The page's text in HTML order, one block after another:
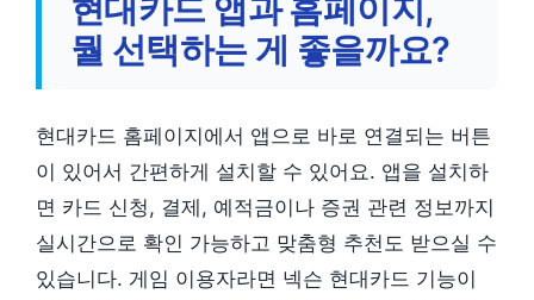
현대카드 앱과 홈페이지,
뭘 선택하는 게 좋을까요?
현대카드 홈페이지에서 앱으로 바로 연결되는 버튼
이 있어서 간편하게 설치할 수 있어요. 앱을 설치하
면 카드 신청, 결제, 예적금이나 증권 관련 정보까지
실시간으로 확인 가능하고 맞춤형 추천도 받으실 수
있습니다. 게임 이용자라면 넥슨 현대카드 기능이